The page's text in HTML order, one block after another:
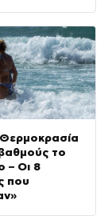
το
– Οι 8
που